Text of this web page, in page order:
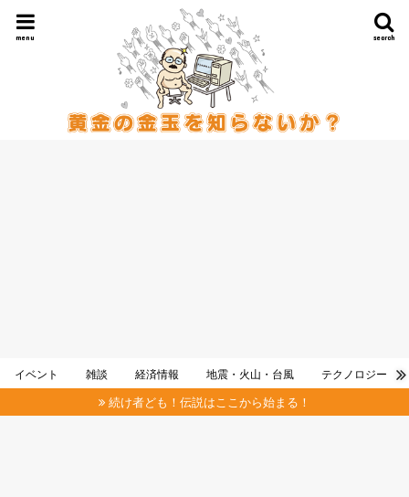
search
menu
イベント 雑談 経済情報 地震・火山・台風 テクノロジー
続け者ども！伝説はここから始まる！